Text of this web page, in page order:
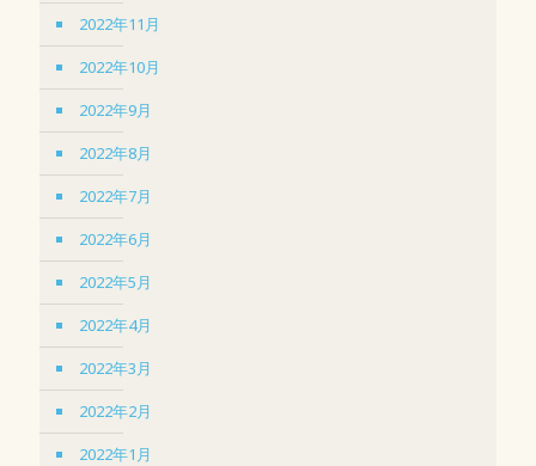
2022年11月
2022年10月
2022年9月
2022年8月
2022年7月
2022年6月
2022年5月
2022年4月
2022年3月
2022年2月
2022年1月